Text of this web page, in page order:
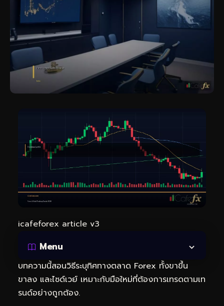
icafeforex article v3
Menu
บทความนี้สอนวิธีระบุทิศทางตลาด Forex ทั้งขาขึ้น
ขาลง และไซด์เวย์ เหมาะกับมือใหม่ที่ต้องการเทรดตามเท
รนด์อย่างถูกต้อง.